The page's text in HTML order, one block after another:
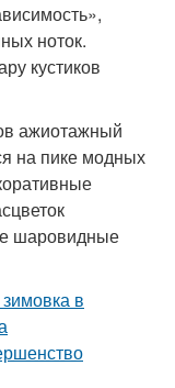
ноток.
кустиков
ажиотажный
на пике модных
шаровидные